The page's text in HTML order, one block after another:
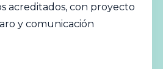
acreditados, con proyecto
y comunicación